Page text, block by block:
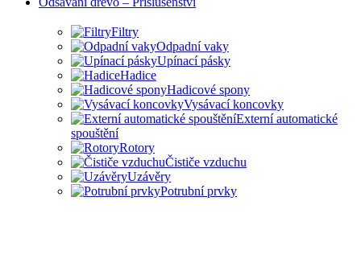
Filtry
Odpadní vaky
Upínací pásky
Hadice
Hadicové spony
Vysávací koncovky
Externí automatické
spouštění
Rotory
Čističe vzduchu
Uzávěry
Potrubní prvky